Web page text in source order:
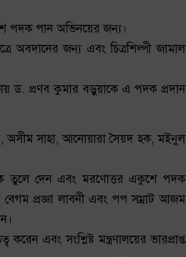
পদক পান অভিনয়ের জন্য।
অবদানের জন্য এবং চিত্রশিল্পী জামাল
ড. প্রণব কুমার বড়ুয়াকে এ পদক প্রদান
অসীম সাহা, আনোয়ারা সৈয়দ হক, মইনুল
পদক তুলে দেন এবং মরণোত্তর একুশে পদক
প্রজ্ঞা লাবনী এবং পপ সম্রাট আজম
এবং সংশ্লিষ্ট মন্ত্রণালয়ের ভারপ্রাপ্ত